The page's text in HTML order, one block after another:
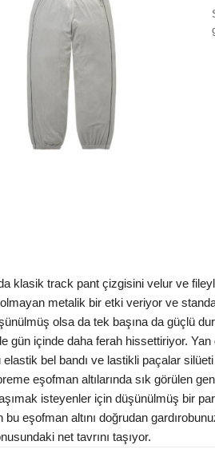
track pant çizgisini velur ve
metalik bir etki veriyor ve
olsa da tek başına da güçlü
içinde daha ferah hissettiriyor.
bel bandı ve lastikli paçalar
eşofman altılarında sık görülen
isteyenler için düşünülmüş bir
eşofman altını doğrudan
net tavrını taşıyor.